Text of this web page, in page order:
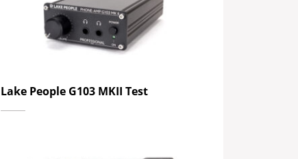
Lake People G103 MKII Test